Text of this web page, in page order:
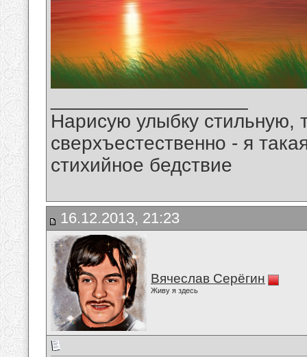
Нарисую улыбку стильную,
сверхъестественно - я
стихийное бедствие
16.12.2013, 21:23
Вячеслав Серёгин
Живу я здесь